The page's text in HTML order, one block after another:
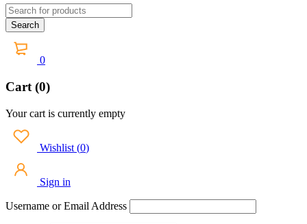
0
Cart (0)
Your cart is currently empty
Wishlist (0)
Sign in
Username or Email Address